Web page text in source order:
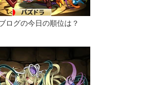
ログの今日の順位は？